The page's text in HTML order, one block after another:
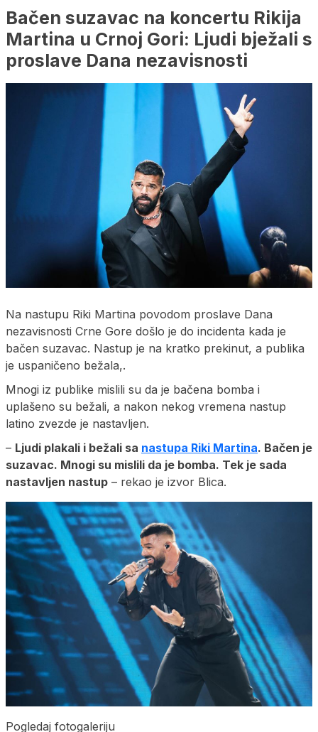
Bačen suzavac na koncertu Rikija
Martina u Crnoj Gori: Ljudi bježali s
proslave Dana nezavisnosti
Na nastupu Riki Martina povodom proslave Dana
nezavisnosti Crne Gore došlo je do incidenta kada je
bačen suzavac. Nastup je na kratko prekinut, a publika
je uspaničeno bežala,.
Mnogi iz publike mislili su da je bačena bomba i
uplašeno su bežali, a nakon nekog vremena nastup
latino zvezde je nastavljen.
– Ljudi plakali i bežali sa nastupa Riki Martina. Bačen je
suzavac. Mnogi su mislili da je bomba. Tek je sada
nastavljen nastup – rekao je izvor Blica.
Pogledaj fotogaleriju